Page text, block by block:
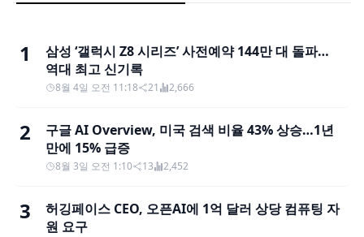
1
삼성 ‘갤럭시 Z8 시리즈’ 사전예약 144만 대 돌파…
역대 최고 신기록
8월 4일 오전 11:18 21 2,666
2
구글 AI Overview, 미국 검색 비율 43% 상승…1년
만에 15% 급증
8월 3일 오전 1:10 13 2,452
3
허깅페이스 CEO, 오픈AI에 1억 달러 상당 컴퓨팅 자
원 요구